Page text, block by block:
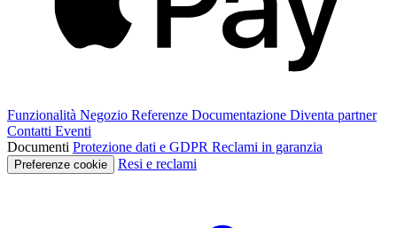
Funzionalità Negozio Referenze Documentazione Diventa partner
Contatti Eventi
Documenti Protezione dati e GDPR Reclami in garanzia
Preferenze cookie Resi e reclami